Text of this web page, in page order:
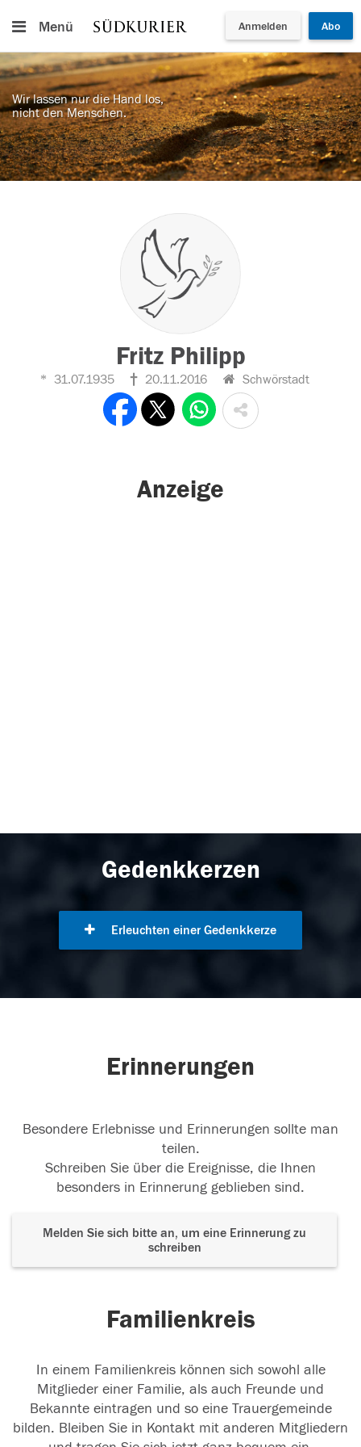
Menü Anmelden Abo
Wir lassen nur die Hand los,
nicht den Menschen.
Fritz Philipp
31.07.1935 20.11.2016 Schwörstadt
Anzeige
Gedenkkerzen
Erleuchten einer Gedenkkerze
Erinnerungen
Besondere Erlebnisse und Erinnerungen sollte man
teilen.
Schreiben Sie über die Ereignisse, die Ihnen
besonders in Erinnerung geblieben sind.
Melden Sie sich bitte an, um eine Erinnerung zu
schreiben
Familienkreis
In einem Familienkreis können sich sowohl alle
Mitglieder einer Familie, als auch Freunde und
Bekannte eintragen und so eine Trauergemeinde
bilden. Bleiben Sie in Kontakt mit anderen Mitgliedern